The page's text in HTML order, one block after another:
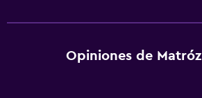
Para no fumadores
Opiniones de